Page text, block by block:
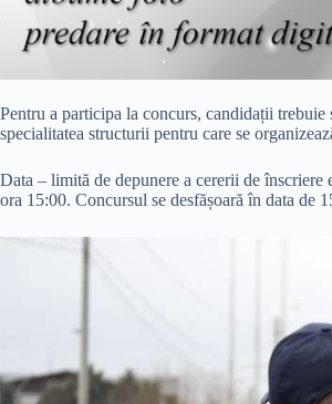
Pentru a participa la concurs, candidații
specialitatea structurii pentru care se
Data – limită de depunere a cererii de
ora 15:00. Concursul se desfășoară în data de